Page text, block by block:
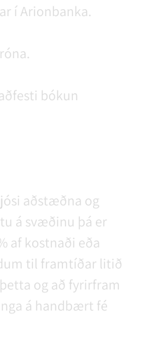
í Arionbanka.
bókun
aðstæðna og
á svæðinu þá er
af kostnaði eða
til framtíðar litið
og að fyrirfram
á handbært fé